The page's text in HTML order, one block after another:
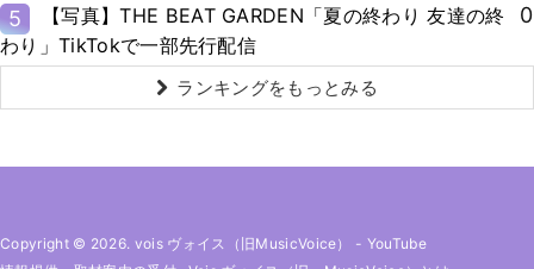
5
【写真】THE BEAT GARDEN「夏の終わり 友達の終
わり」TikTokで一部先行配信
0
ランキングをもっとみる
Copyright © 2026. vois ヴォイス（旧MusicVoice） - YouTube